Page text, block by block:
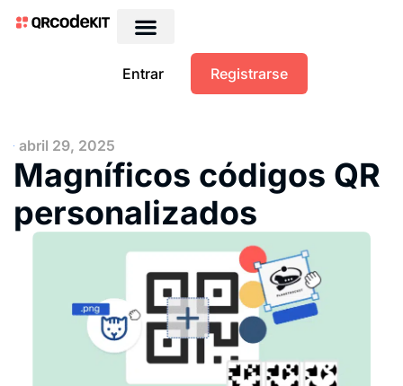
Entrar Registrarse
abril 29, 2025
Magníficos códigos QR
personalizados